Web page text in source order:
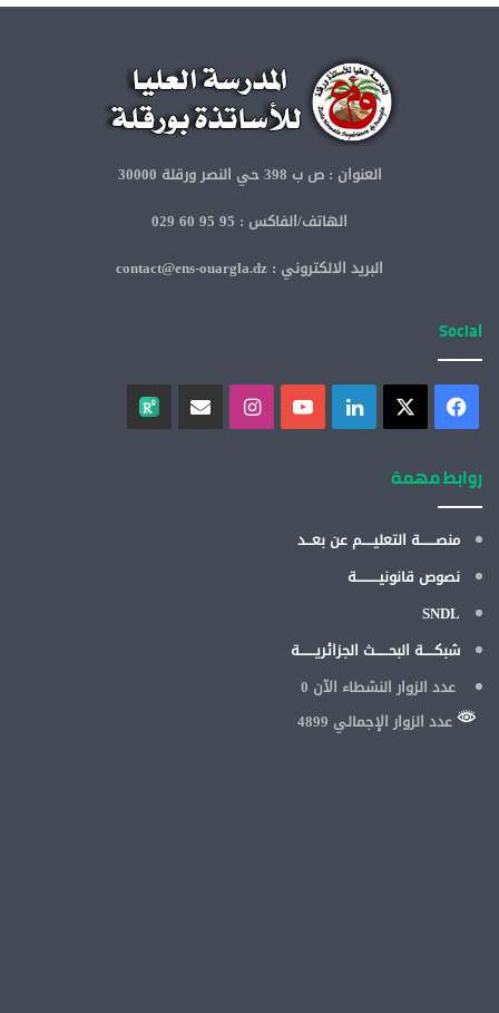
العنوان : ص ب 398 حي النصر ورقلة 30000
الهاتف/الفاكس : 95 95 60 029
البريد الالكتروني : contact@ens-ouargla.dz
Social
روابط مهمة
منصـــــــة التعليـــــم عن بعـــد
نصوص قانونيــــــــــة
SNDL
شبكـــــة البحــــــث الجزائريـــــــة
عدد الزوار النشطاء الآن
عدد الزوار الإجمالي 4899